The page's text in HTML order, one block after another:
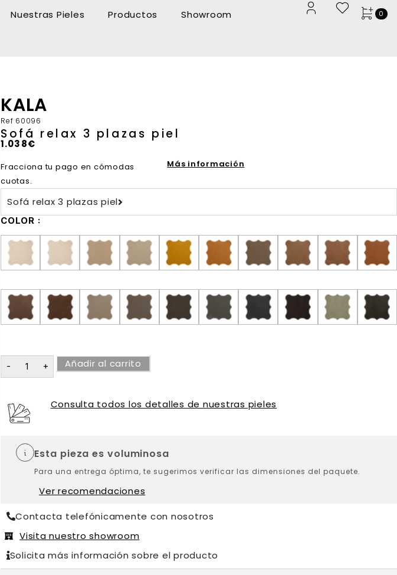
Nuestras Pieles Productos Showroom 0
KALA
Ref 60096
Sofá relax 3 plazas piel
1.038€
Fracciona tu pago en cómodas
cuotas.
Más información
Sofá relax 3 plazas piel
COLOR
Añadir al carrito
Consulta todos los detalles de nuestras pieles
Esta pieza es voluminosa
Para una entrega óptima, te sugerimos verificar las dimensiones del paquete.
Ver recomendaciones
Contacta telefónicamente con nosotros
Visita nuestro showroom
Solicita más información sobre el producto